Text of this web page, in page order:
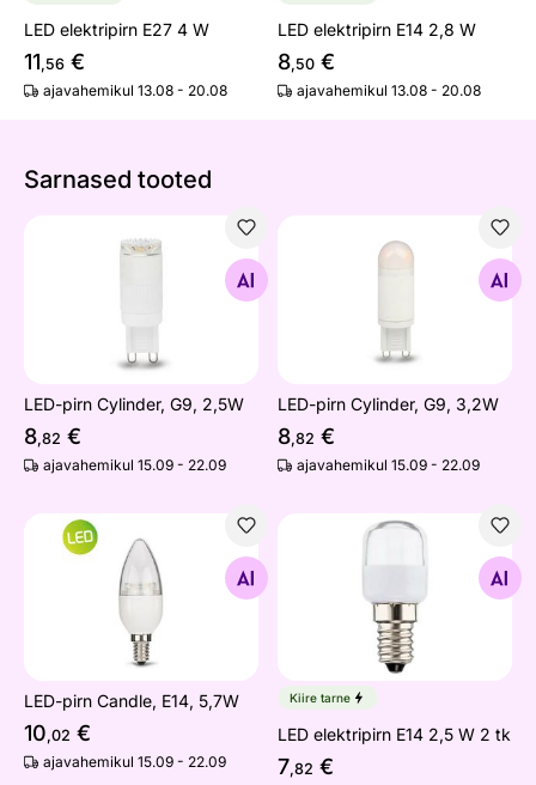
LED elektripirn E27 4 W
11,56 €
ajavahemikul 13.08 - 20.08
LED elektripirn E14 2,8 W
8,50 €
ajavahemikul 13.08 - 20.08
Sarnased tooted
LED-pirn Cylinder, G9, 2,5W
LED-pirn Cylinder, G9, 2,5W
8,82 €
ajavahemikul 15.09 - 22.09
LED-pirn Cylinder, G9, 3,2W
LED-pirn Cylinder, G9, 3,2W
8,82 €
ajavahemikul 15.09 - 22.09
LED-pirn Candle, E14, 5,7W
Otsi sarnaseid
LED-pirn Candle, E14, 5,7W
10,02 €
ajavahemikul 15.09 - 22.09
Kiire tarne
LED elektripirn E14 2,5 W 2 tk
7,82 €